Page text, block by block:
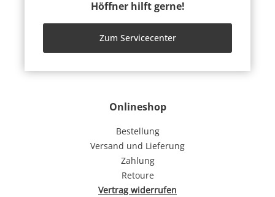
Onlineshop
Bestellung
Versand und Lieferung
Zahlung
Retoure
Vertrag widerrufen
Höffner hilft gerne!
Zum Servicecenter